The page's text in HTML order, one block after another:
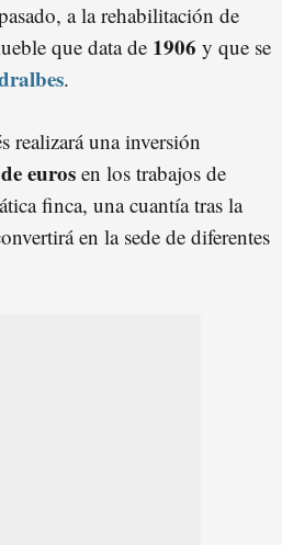
a la rehabilitación de
que data de 1906 y que se
.
realizará una inversión
euros en los trabajos de
finca, una cuantía tras la
en la sede de diferentes